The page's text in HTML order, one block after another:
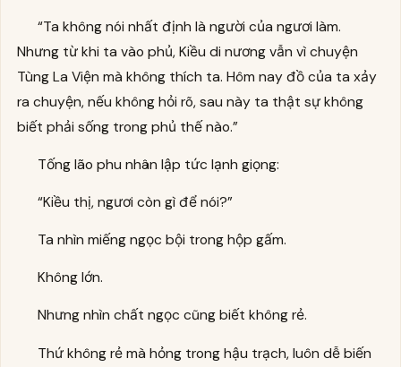
“Ta không nói nhất định là người của ngươi làm.
Nhưng từ khi ta vào phủ, Kiều di nương vẫn vì chuyện
Tùng La Viện mà không thích ta. Hôm nay đồ của ta xảy
ra chuyện, nếu không hỏi rõ, sau này ta thật sự không
biết phải sống trong phủ thế nào.”
Tống lão phu nhân lập tức lạnh giọng:
“Kiều thị, ngươi còn gì để nói?”
Ta nhìn miếng ngọc bội trong hộp gấm.
Không lớn.
Nhưng nhìn chất ngọc cũng biết không rẻ.
Thứ không rẻ mà hỏng trong hậu trạch, luôn dễ biến